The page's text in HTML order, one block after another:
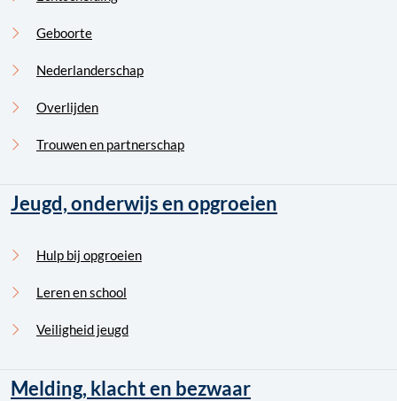
Geboorte
Nederlanderschap
Overlijden
Trouwen en partnerschap
Jeugd, onderwijs en opgroeien
Hulp bij opgroeien
Leren en school
Veiligheid jeugd
Melding, klacht en bezwaar